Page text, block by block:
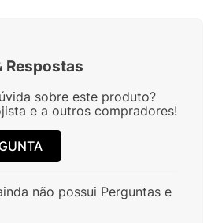
Respostas
sobre este produto?
e a outros compradores!
não possui Perguntas e